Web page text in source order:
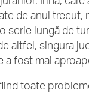
de anul trecut,
serie lungă de
altfel, singura
a fost mai
toate